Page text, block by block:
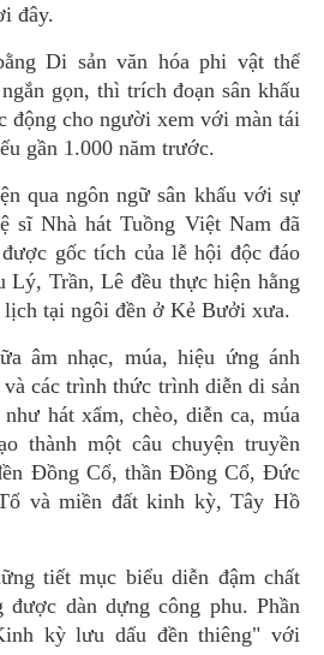
đây.
Di sản văn hóa phi vật thể
gọn, thì trích đoạn sân khấu
động cho người xem với màn tái
gần 1.000 năm trước.
qua ngôn ngữ sân khấu với sự
sĩ Nhà hát Tuồng Việt Nam đã
gốc tích của lễ hội độc đáo
Lý, Trần, Lê đều thực hiện hằng
lịch tại ngôi đền ở Kẻ Bưởi xưa.
âm nhạc, múa, hiệu ứng ánh
các trình thức trình diễn di sản
hát xẩm, chèo, diễn ca, múa
thành một câu chuyện truyền
Đồng Cổ, thần Đồng Cổ, Đức
và miền đất kinh kỳ, Tây Hồ
tiết mục biểu diễn đậm chất
được dàn dựng công phu. Phần
kỳ lưu dấu đền thiêng" với